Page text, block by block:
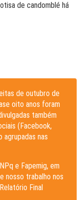
de candomblé há
de outubro de
oito anos foram
também
(Facebook,
nas
e Fapemig, em
nosso trabalho nos
Final